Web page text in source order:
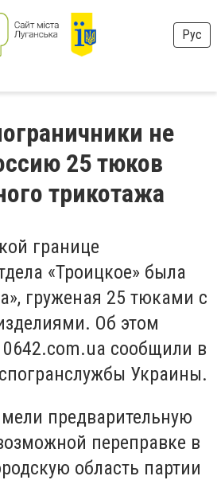
Рус
не
25 тюков
трикотажа
границе
«Троицкое» была
груженая 25 тюками с
Об этом
0642.com.ua сообщили в
Украины.
предварительную
переправке в
область партии